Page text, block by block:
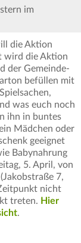
im
die Aktion
wird die Aktion
der Gemeinde-
befüllen mit
was euch noch
ihn in buntes
Mädchen oder
geeignet
Babynahrung
5. April, von
7,
nicht
treten. Hier
.